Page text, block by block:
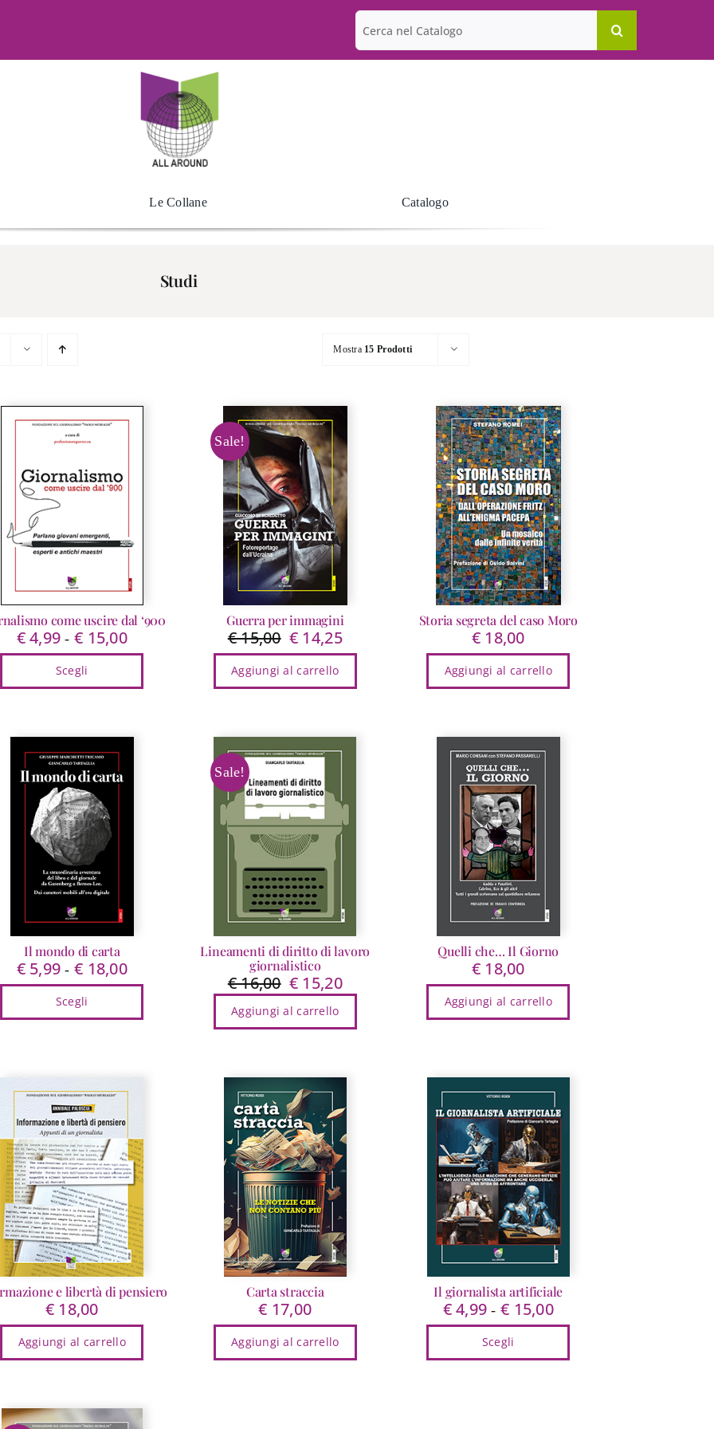
Cerca
per:
Le Collane Catalogo
Studi
Mostra 15 Prodotti
come uscire dal ‘900
€4,99 - € 15,00Fascia
di
da
Scegli
ha
più
varianti.
Le
opzioni
possono
essere
scelte
nella
pagina
del
prodotto
Sale!
Guerra per immagini
€15,00 Il
prezzo
originale
era:
€ 14,25Il
prezzo
è:
Aggiungi al carrello
Storia segreta del caso Moro
€ 18,00
Aggiungi al carrello
Il mondo di carta
€5,99 - € 18,00Fascia
di
da
€ 18,00
Scegli
varianti.
Le
opzioni
possono
essere
scelte
nella
pagina
del
prodotto
Sale!
Lineamenti di diritto di lavoro
giornalistico
€16,00 Il
prezzo
originale
€ 15,20Il
prezzo
Aggiungi al carrello
Quelli che… Il Giorno
€ 18,00
Aggiungi al carrello
e libertà di pensiero
€ 18,00
Aggiungi al carrello
Carta straccia
€ 17,00
Aggiungi al carrello
Il giornalista artificiale
€4,99 - € 15,00Fascia
di
da
Scegli